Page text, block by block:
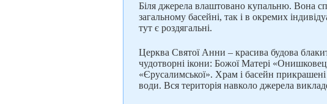
Біля джерела влаштовано купальню. Вона
загальному басейні, так і в окремих
тут є роздягальні.
Церква Святої Анни – красива будова
чудотворні ікони: Божої Матері
«Єрусалимської». Храм і басейн
води. Вся територія навколо джерела